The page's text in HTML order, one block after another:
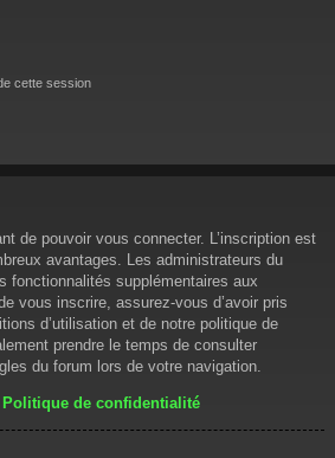
cette session
de pouvoir vous connecter. L’inscription est
avantages. Les administrateurs du
fonctionnalités supplémentaires aux
vous inscrire, assurez-vous d’avoir pris
d’utilisation et de notre politique de
prendre le temps de consulter
du forum lors de votre navigation.
Politique de confidentialité